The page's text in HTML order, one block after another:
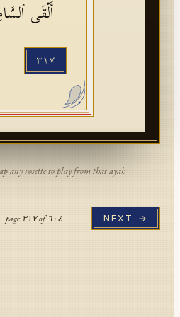
أَلۡقَى
٣١٧
any rosette to play from that ayah
page ٣١٧of٦٠٤ NEXT →